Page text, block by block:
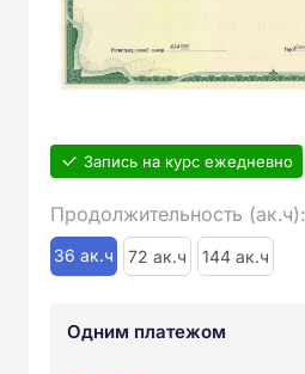
Запись на курс ежедневно
Продолжительность (ак.ч):
36 ак.ч 72 ак.ч 144 ак.ч
Одним платежом